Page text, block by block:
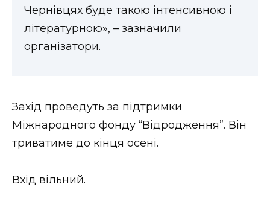
Чернівцях буде такою інтенсивною і
літературною», – зазначили
організатори.
Захід проведуть за підтримки
Міжнародного фонду “Відродження”. Він
триватиме до кінця осені.
Вхід вільний.